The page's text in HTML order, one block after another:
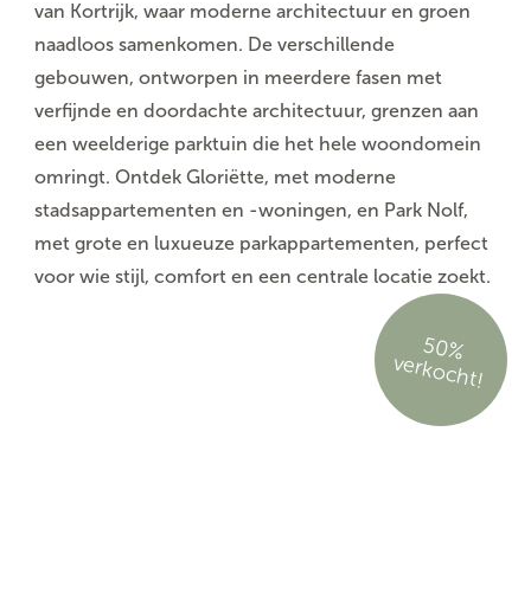
van Kortrijk, waar moderne architectuur en groen
naadloos samenkomen. De verschillende
gebouwen, ontworpen in meerdere fasen met
verfijnde en doordachte architectuur, grenzen aan
een weelderige parktuin die het hele woondomein
omringt. Ontdek Gloriëtte, met moderne
stadsappartementen en -woningen, en Park Nolf,
met grote en luxueuze parkappartementen, perfect
voor wie stijl, comfort en een centrale locatie zoekt.
5
0
%
ve
rko
c
h
t!